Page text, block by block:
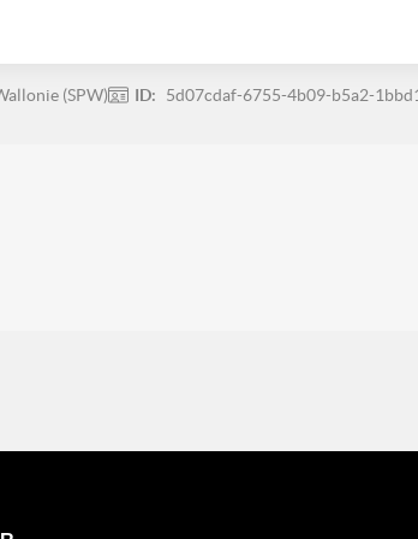
(SPW) ID: 5d07cdaf-6755-4b09-b5a2-